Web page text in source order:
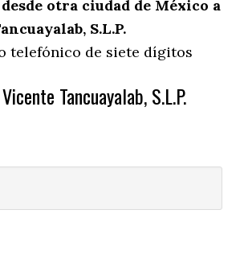
otra ciudad de México a
S.L.P.
telefónico de siete dígitos
Tancuayalab, S.L.P.